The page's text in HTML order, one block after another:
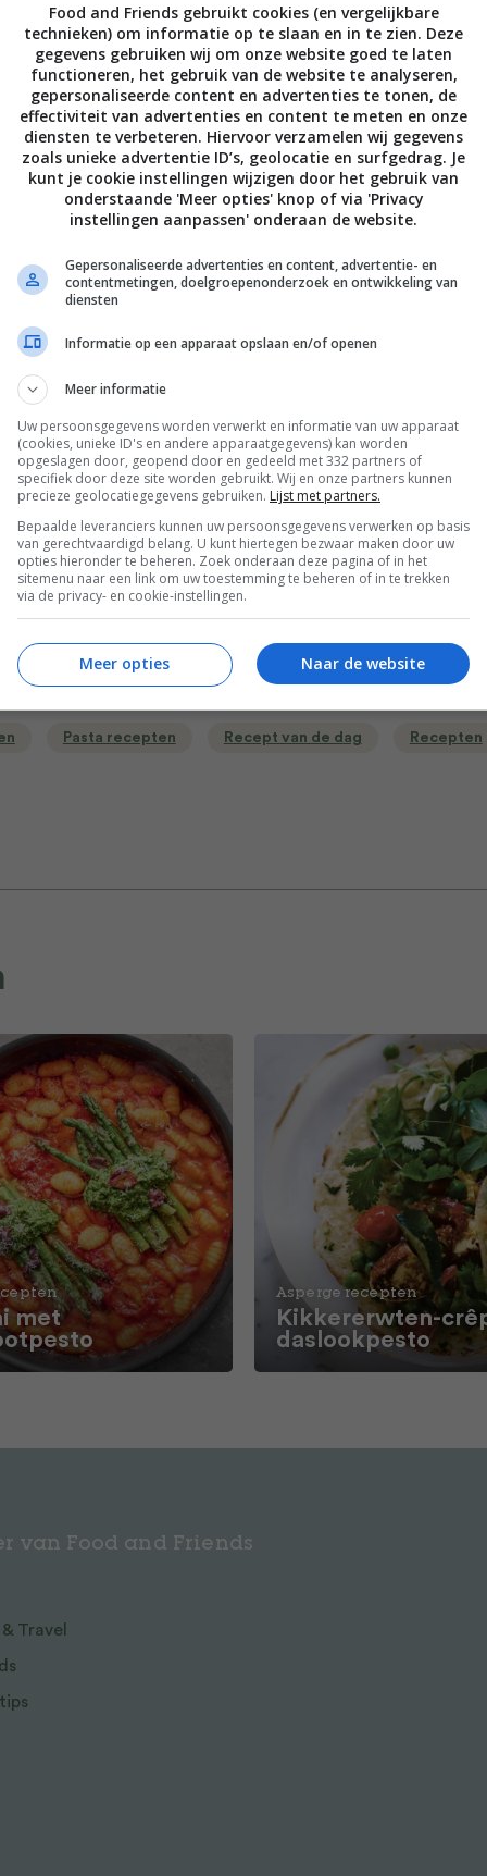
een pan water met zout aan de kook. Voeg de blokjes
ze 2 minuten. Kook dan de asperges, broccoli,
de olie in een koekenpan op middelhoog vuur en bak
is, laat je alles uitlekken en doe je het over in een
het gerecht met de taleggio en parmezaan, schenk de
met knoflook erover en breng op smaak. Eindig met wat
paar druppels olijfolie. Bak in 20 minuten goudbruin.
een bindmiddel en online verkrijgbaar via o.a. de
Zuiveringszout of natriumbicarbonaat is verkrijgbaar bij
drogisterijen.
29,6 g vet (13,1 g verzadigd), 23,4 g eiwit, 53,7 g
g suikers
Pasta recepten Recept van de dag Recepten
met
Asperge recepten
Kikkererwten-
daslookpesto
Food and Friends gebruikt cookies (en vergelijkbare
technieken) om informatie op te slaan en in te zien. Deze
gegevens gebruiken wij om onze website goed te laten
functioneren, het gebruik van de website te analyseren,
gepersonaliseerde content en advertenties te tonen, de
effectiviteit van advertenties en content te meten en onze
diensten te verbeteren. Hiervoor verzamelen wij gegevens
zoals unieke advertentie ID’s, geolocatie en surfgedrag. Je
kunt je cookie instellingen wijzigen door het gebruik van
onderstaande 'Meer opties' knop of via 'Privacy
instellingen aanpassen' onderaan de website.
Gepersonaliseerde advertenties en content, advertentie- en
contentmetingen, doelgroepenonderzoek en ontwikkeling van
diensten
Informatie op een apparaat opslaan en/of openen
Meer informatie
Uw persoonsgegevens worden verwerkt en informatie van uw apparaat
(cookies, unieke ID's en andere apparaatgegevens) kan worden
opgeslagen door, geopend door en gedeeld met 332 partners of
specifiek door deze site worden gebruikt. Wij en onze partners kunnen
precieze geolocatiegegevens gebruiken. Lijst met partners.
Bepaalde leveranciers kunnen uw persoonsgegevens verwerken op basis
van gerechtvaardigd belang. U kunt hiertegen bezwaar maken door uw
opties hieronder te beheren. Zoek onderaan deze pagina of in het
sitemenu naar een link om uw toestemming te beheren of in te trekken
via de privacy- en cookie-instellingen.
Naar de website
Meer opties
van Food and Friends
Travel